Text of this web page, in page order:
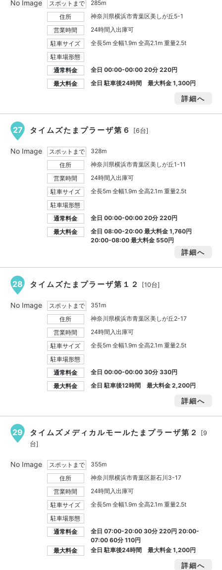
スポットまで
285m
住所
神奈川県横浜市青葉区美しが丘5-1
営業時間
24時間入出庫可
駐車サイズ
全長5m 全幅1.9m 全高2.1m 重量2.5t
駐車場形態
通常料金
全日 00:00-00:00 20分 220円
最大料金
全日 駐車後24時間 最大料金1,300円
詳細へ
No Image
27 タイムズたまプラーザ第６ [6台]
スポットまで
328m
住所
神奈川県横浜市青葉区美しが丘1-11
営業時間
24時間入出庫可
駐車サイズ
全長5m 全幅1.9m 全高2.1m 重量2.5t
駐車場形態
通常料金
全日 00:00-00:00 20分 220円
最大料金
全日 08:00-20:00 最大料金1,760円
20:00-08:00 最大料金 550円
詳細へ
No Image
28 タイムズたまプラーザ第１２ [10台]
スポットまで
351m
住所
神奈川県横浜市青葉区美しが丘2-17
営業時間
24時間入出庫可
駐車サイズ
全長5m 全幅1.9m 全高2.1m 重量2.5t
駐車場形態
通常料金
全日 00:00-00:00 30分 330円
最大料金
全日 駐車後12時間 最大料金2,200円
詳細へ
No Image
29 タイムズメディカルモールたまプラーザ第２
[9
台]
スポットまで
355m
住所
神奈川県横浜市青葉区新石川3-17
営業時間
24時間入出庫可
駐車サイズ
全長5m 全幅1.9m 全高2.1m 重量2.5t
駐車場形態
通常料金
全日 07:00-20:00 30分 220円 20:00-
07:00 60分 110円
最大料金
全日 駐車後24時間 最大料金1,200円
詳細へ
No Image